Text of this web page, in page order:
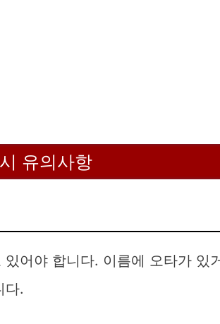
유의사항
어야 합니다. 이름에 오타가 있
다.